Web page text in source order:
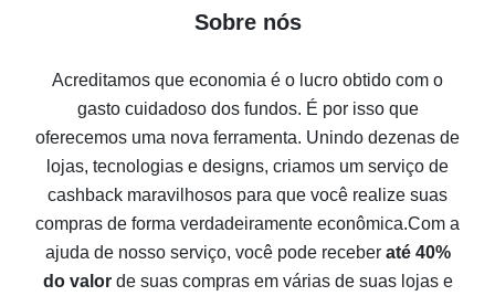
compras
Aliexpress
Como receber cashback no Aliexpress - formas fáceis
de se obter cashback
10% de cashback no Aliexpress - o impossível é
possível
O melhor cashback no Aliexpress - como encontrá-lo
O melhor serviço de cashback para o Aliexpress -
Sobre nós
Acreditamos que economia é o lucro obtido com o
gasto cuidadoso dos fundos. É por isso que
oferecemos uma nova ferramenta. Unindo dezenas de
lojas, tecnologias e designs, criamos um serviço de
cashback maravilhosos para que você realize suas
compras de forma verdadeiramente econômica.Com a
ajuda de nosso serviço, você pode receber até 40%
do valorde suas compras em várias de suas lojas e